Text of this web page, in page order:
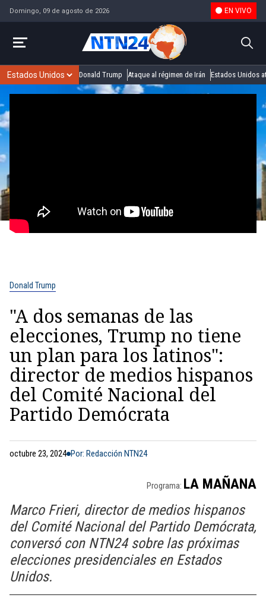
Domingo, 09 de agosto de 2026 EN VIVO
Donald Trump Ataque al régimen de Irán Estados Unidos
Donald Trump
"A dos semanas de las
elecciones, Trump no tiene
un plan para los latinos":
director de medios hispanos
del Comité Nacional del
Partido Demócrata
octubre 23, 2024 Por: Redacción NTN24
Programa: LA MAÑANA
Marco Frieri, director de medios hispanos
del Comité Nacional del Partido Demócrata,
conversó con NTN24 sobre las próximas
elecciones presidenciales en Estados
Unidos.